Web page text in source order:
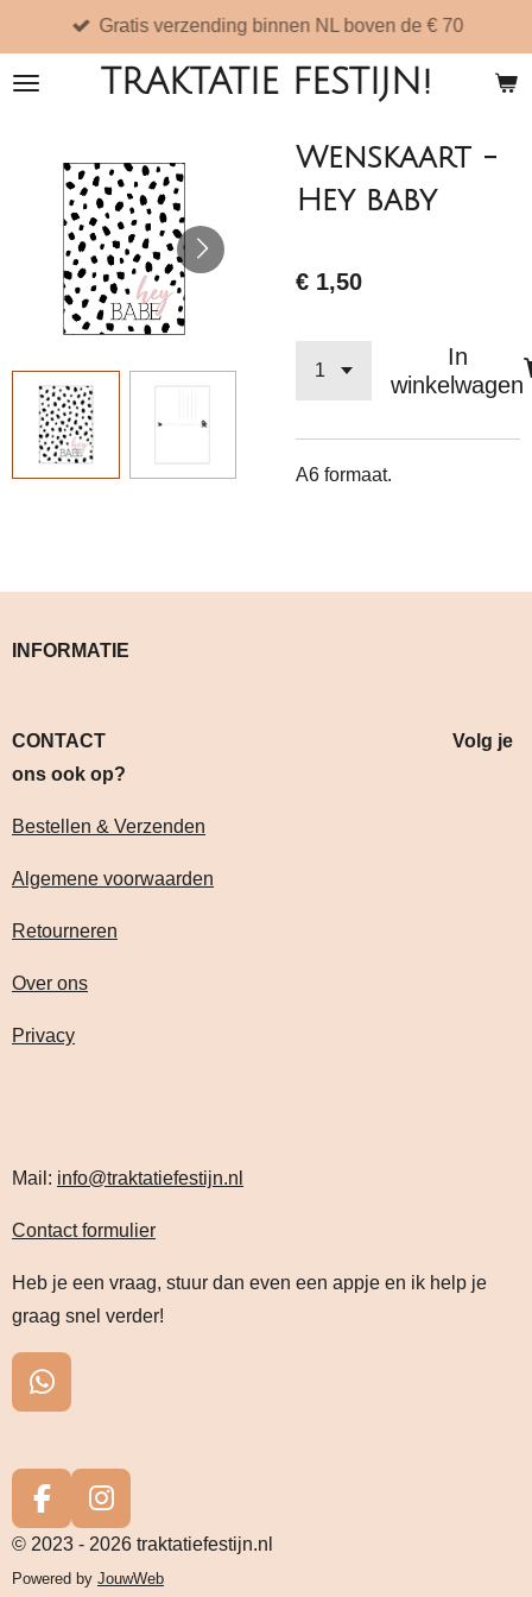
direct
naar
hoofdinhoud
TRAKTATIE FESTIJN!
Gratis verzending binnen NL boven de € 70
Wenskaart -
Hey baby
€ 1,50
In
winkelwagen
A6 formaat.
INFORMATIE
CONTACT Volg je
ons ook op?
Bestellen & Verzenden
Algemene voorwaarden
Retourneren
Over ons
Privacy
Mail: info@traktatiefestijn.nl
Contact formulier
Heb je een vraag, stuur dan even een appje en ik help je
graag snel verder!
W
t
s
A
F
a
I
n
s
© 2023 - 2026 traktatiefestijn.nl
Powered by JouwWeb